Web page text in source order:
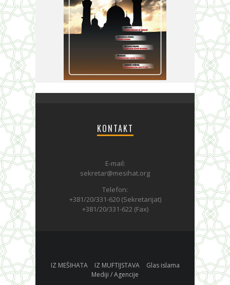
KONTAKT
E-mail:
sekretar@mesihat.org
Telefon:
+381/20/331-620 (Sekretarijat)
+381/20/331-622 (Fax)
IZ MEŠIHATA IZ MUFTIJSTAVA
Glas islama
Mediji / Agencije